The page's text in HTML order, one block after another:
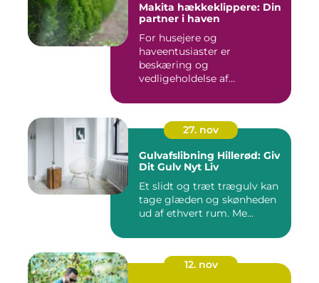
Makita hækkeklippere: Din
partner i haven
For husejere og
haveentusiaster er
beskæring og
vedligeholdelse af
27. nov
Gulvafslibning Hillerød: Giv
Dit Gulv Nyt Liv
Et slidt og træt trægulv kan
tage glæden og skønheden
ud af ethvert rum. Me...
12. nov